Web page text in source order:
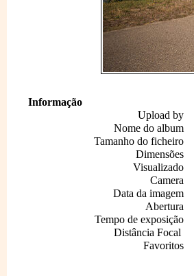
Informação
Upload by
Nome do album
Tamanho do ficheiro
Dimensões
Visualizado
Camera
Data da imagem
Abertura
Tempo de exposição
Distância Focal
Favoritos